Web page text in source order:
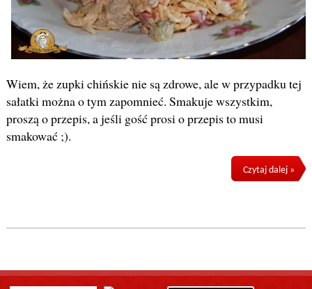
Wiem, że zupki chińskie nie są zdrowe, ale w przypadku tej
sałatki można o tym zapomnieć. Smakuje wszystkim,
proszą o przepis, a jeśli gość prosi o przepis to musi
smakować ;).
Czytaj dalej »